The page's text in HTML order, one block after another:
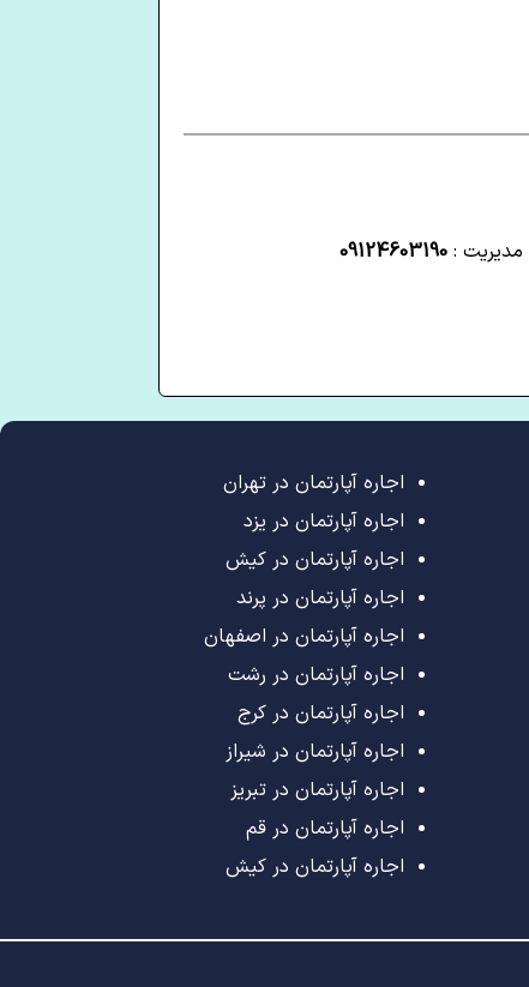
مدیریت : 09124603190
اجاره آپارتمان در تهران
اجاره آپارتمان در یزد
اجاره آپارتمان در کیش
اجاره آپارتمان در پرند
اجاره آپارتمان در اصفهان
اجاره آپارتمان در رشت
اجاره آپارتمان در کرج
اجاره آپارتمان در شیراز
اجاره آپارتمان در تبریز
اجاره آپارتمان در قم
اجاره آپارتمان در کیش